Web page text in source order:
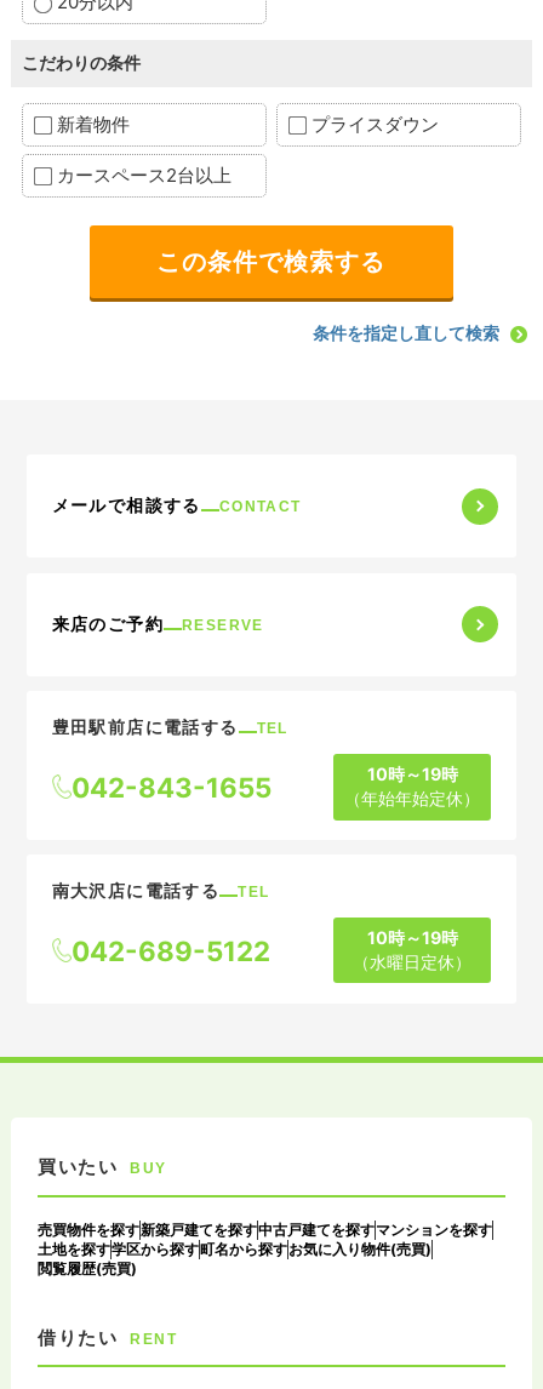
こだわりの条件
新着物件 プライスダウン
カースペース2台以上
条件を指定し直して検索
メールで相談する CONTACT
来店のご予約 RESERVE
豊田駅前店に電話する TEL
042-843-1655
10時～19時
（年始年始定休）
南大沢店に電話する TEL
042-689-5122
10時～19時
（水曜日定休）
買いたい BUY
売買物件を探す新築戸建てを探す中古戸建てを探すマンションを探す
土地を探す学区から探す町名から探すお気に入り物件(売買)
閲覧履歴(売買)
借りたい RENT